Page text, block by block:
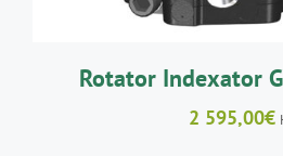
Rotator Indexator
2 595,00€